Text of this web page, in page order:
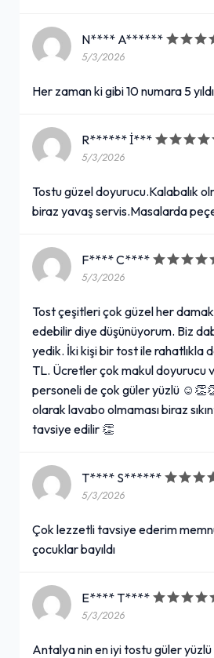
N**** A******
5/3/2026
Her zaman ki gibi 10 numara 5
R****** İ***
5/3/2026
Tostu güzel doyurucu.Kalabalık
biraz yavaş servis.Masalarda
F**** C****
5/3/2026
Tost çeşitleri çok güzel her
edebilir diye düşünüyorum. Biz
yedik. İki kişi bir tost ile rahatlıkla
TL. Ücretler çok makul doyurucu
personeli de çok güler yüzlü
olarak lavabo olmaması biraz
tavsiye edilir 👏
T**** S******
5/3/2026
Çok lezzetli tavsiye ederim
çocuklar bayıldı
E**** T****
5/3/2026
Antalya nin en iyi tostu güler